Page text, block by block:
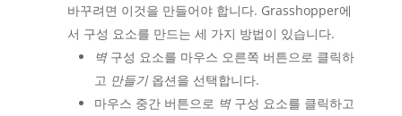
바꾸려면 이것을 만들어야 합니다. Grasshopper에
서 구성 요소를 만드는 세 가지 방법이 있습니다.
벽구성 요소를 마우스 오른쪽 버튼으로 클릭하
고 만들기옵션을 선택합니다.
마우스 중간 버튼으로 벽구성 요소를 클릭하고